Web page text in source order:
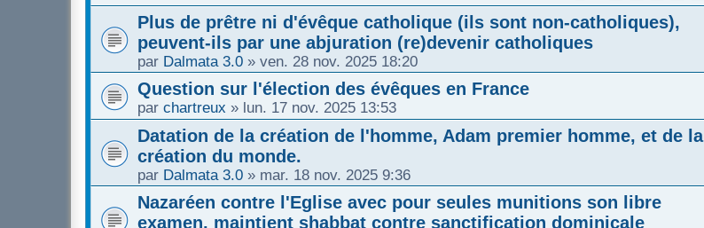
Plus de prêtre ni d'évêque catholique (ils sont non-catholiques),
peuvent-ils par une abjuration (re)devenir catholiques
par Dalmata 3.0 » ven. 28 nov. 2025 18:20
Question sur l'élection des évêques en France
par chartreux » lun. 17 nov. 2025 13:53
Datation de la création de l'homme, Adam premier homme, et de la
création du monde.
par Dalmata 3.0 » mar. 18 nov. 2025 9:36
Nazaréen contre l'Eglise avec pour seules munitions son libre
examen, maintient shabbat contre sanctification dominicale